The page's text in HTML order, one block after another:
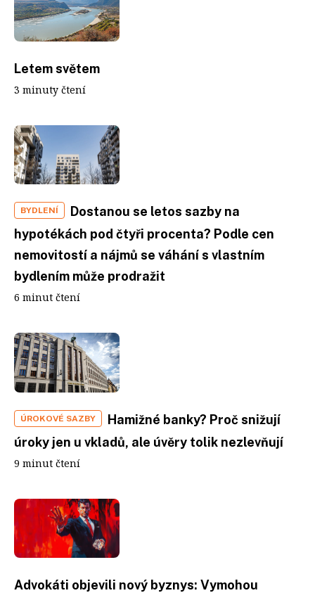
Letem světem
3 minuty čtení
BYDLENÍ
Dostanou se letos sazby na
hypotékách pod čtyři procenta? Podle cen
nemovitostí a nájmů se váhání s vlastním
bydlením může prodražit
6 minut čtení
ÚROKOVÉ SAZBY
Hamižné banky? Proč snižují
úroky jen u vkladů, ale úvěry tolik nezlevňují
9 minut čtení
Advokáti objevili nový byznys: Vymohou